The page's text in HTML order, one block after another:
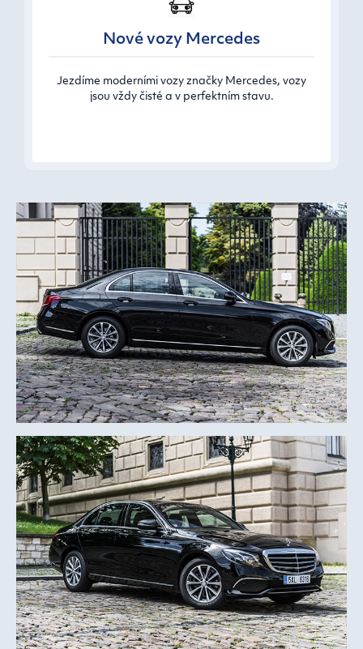
Nové vozy Mercedes
Jezdíme moderními vozy značky Mercedes, vozy
jsou vždy čisté a v perfektním stavu.